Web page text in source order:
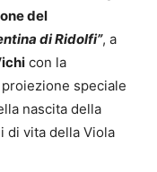
del
di Ridolfi”, a
con la
speciale
nascita della
di vita della Viola